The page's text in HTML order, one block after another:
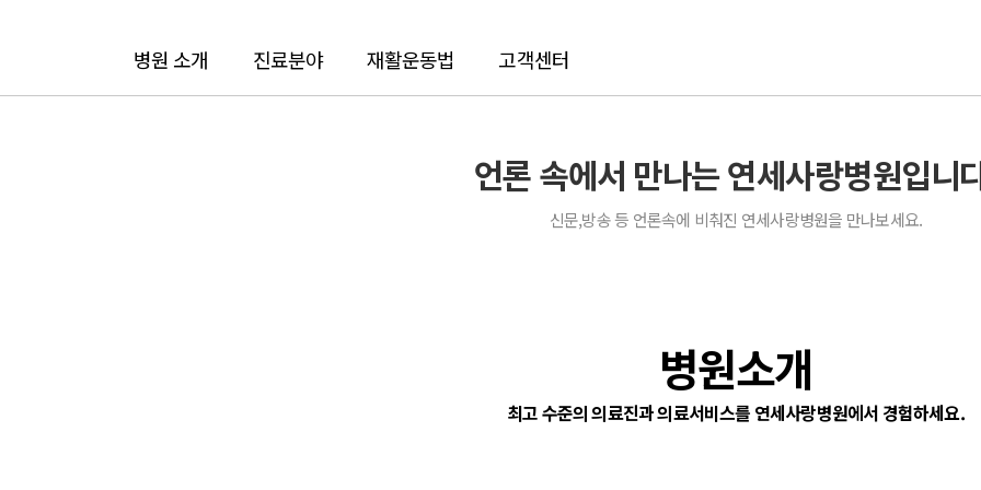
병원 소개 진료분야 재활운동법 고객센터
언론 속에서 만나는 연세사랑병원입니
신문,방송 등 언론속에 비춰진 연세사랑병원을 만나보세요.
병원소개
최고 수준의 의료진과 의료서비스를 연세사랑병원에서 경험하세요.